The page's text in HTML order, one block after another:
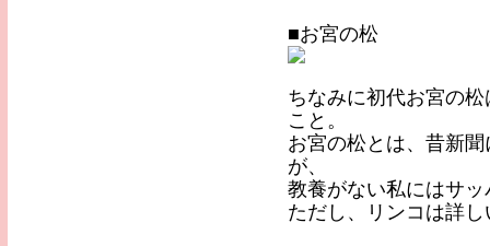
■お宮の松
ちなみに初代お宮の
こと。
お宮の松とは、昔新
が、
教養がない私にはサ
ただし、リンコは詳